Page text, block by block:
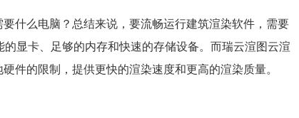
什么电脑？总结来说，要流畅运行建筑渲染软件，需要
显卡、足够的内存和快速的存储设备。而瑞云渲图云渲
件的限制，提供更快的渲染速度和更高的渲染质量。